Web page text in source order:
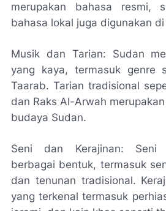
merupakan bahasa resmi,
bahasa lokal juga digunakan
Musik dan Tarian: Sudan
yang kaya, termasuk genre
Taarab. Tarian tradisional
dan Raks Al-Arwah
budaya Sudan.
Seni dan Kerajinan: Seni
berbagai bentuk, termasuk
dan tenunan tradisional.
yang terkenal termasuk